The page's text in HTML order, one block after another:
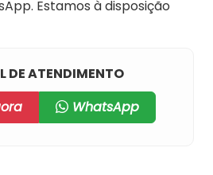
Estamos à disposição
DE ATENDIMENTO
WhatsApp